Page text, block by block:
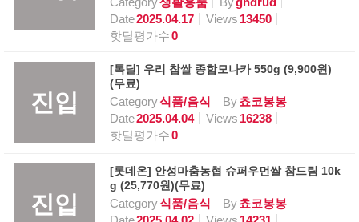
Date2025.04.17 Views 13450
핫딜평가수0
진입
[톡딜] 우리 찹쌀 종합모나카 550g (9,900원)
(무료)
Category식품/음식 By쵸코봉봉
Date2025.04.04 Views 16238
핫딜평가수0
진입
[롯데온] 안성마춤농협 슈퍼우먼쌀 참드림 10k
g (25,770원)(무료)
Category식품/음식 By쵸코봉봉